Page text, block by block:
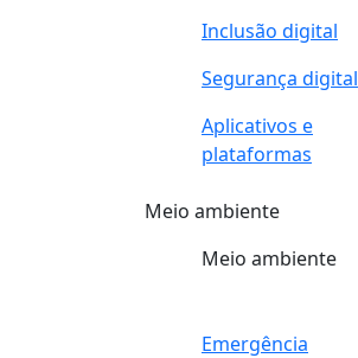
Inclusão digital
Segurança digital
Aplicativos e
plataformas
Meio ambiente
Meio ambiente
Emergência